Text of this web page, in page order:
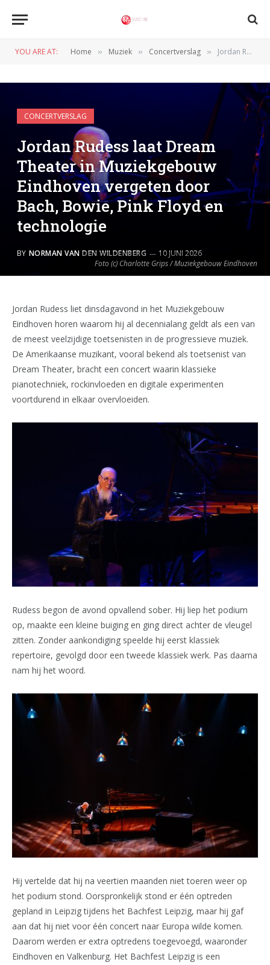
YOU ARE AT: Home » Muziek » Concertverslag » Jordan Rudess laat Dream Theater in Muziekgebouw Eindhoven vergeten door Bach, Bowie, Pink Floyd en technologie
Foto (c) Charlotte Grips / Muziekgebouw Eindhoven
CONCERTVERSLAG
Jordan Rudess laat Dream
Theater in Muziekgebouw
Eindhoven vergeten door
Bach, Bowie, Pink Floyd en
technologie
BY NORMAN VAN DEN WILDENBERG 10 JUNI 2026
Jordan Rudess liet dinsdagavond in het Muziekgebouw
Eindhoven horen waarom hij al decennialang geldt als een van
de meest veelzijdige toetsenisten in de progressieve muziek.
De Amerikaanse muzikant, vooral bekend als toetsenist van
Dream Theater, bracht een concert waarin klassieke
pianotechniek, rockinvloeden en digitale experimenten
voortdurend in elkaar overvloeiden.
Rudess begon de avond opvallend sober. Hij liep het podium
op, maakte een kleine buiging en ging direct achter de vleugel
zitten. Zonder aankondiging speelde hij eerst klassiek
repertoire, gevolgd door een tweede klassiek werk. Pas daarna
nam hij het woord.
Hij vertelde dat hij na veertien maanden niet toeren weer op
het podium stond. Oorspronkelijk stond er één optreden
gepland in Leipzig tijdens het Bachfest Leipzig, maar hij gaf
aan dat hij niet voor één concert naar Europa wilde komen.
Daarom werden er extra optredens toegevoegd, waaronder
Eindhoven en Valkenburg. Het Bachfest Leipzig is een